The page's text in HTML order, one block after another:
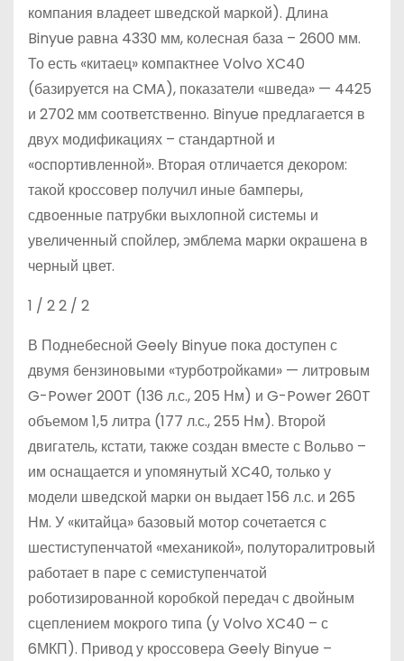
компания владеет шведской маркой). Длина
Binyue равна 4330 мм, колесная база – 2600 мм.
То есть «китаец» компактнее Volvo XC40
(базируется на CMA), показатели «шведа» — 4425
и 2702 мм соответственно. Binyue предлагается в
двух модификациях – стандартной и
«оспортивленной». Вторая отличается декором:
такой кроссовер получил иные бамперы,
сдвоенные патрубки выхлопной системы и
увеличенный спойлер, эмблема марки окрашена в
черный цвет.
1 / 22 / 2
В Поднебесной Geely Binyue пока доступен с
двумя бензиновыми «турботройками» — литровым
G-Power 200T (136 л.с., 205 Нм) и G-Power 260T
объемом 1,5 литра (177 л.с., 255 Нм). Второй
двигатель, кстати, также создан вместе с Вольво –
им оснащается и упомянутый XC40, только у
модели шведской марки он выдает 156 л.с. и 265
Нм. У «китайца» базовый мотор сочетается с
шестиступенчатой «механикой», полуторалитровый
работает в паре с семиступенчатой
роботизированной коробкой передач с двойным
сцеплением мокрого типа (у Volvo XC40 – с
6МКП). Привод у кроссовера Geely Binyue –